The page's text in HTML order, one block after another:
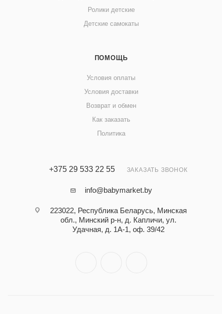
Ролики детские
Детские самокаты
ПОМОЩЬ
Условия оплаты
Условия доставки
Возврат и обмен
Как заказать
Политика
+375 29 533 22 55 ЗАКАЗАТЬ ЗВОНОК
info@babymarket.by
223022, Республика Беларусь, Минская
обл., Минский р-н, д. Капличи, ул.
Удачная, д. 1А-1, оф. 39/42